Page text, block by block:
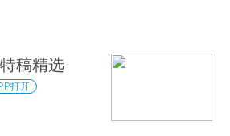
稿精选
打开